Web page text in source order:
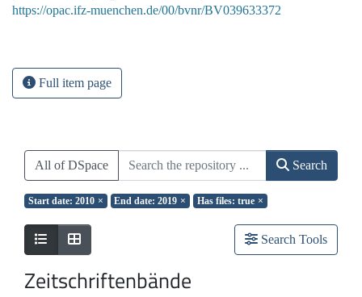
https://opac.ifz-muenchen.de/00/bvnr/BV039633372
Full item page
All of DSpace Search
Start date: 2010 × End date: 2019 × Has files: true ×
Search Tools
Zeitschriftenbände